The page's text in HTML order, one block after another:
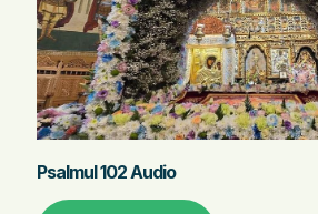
Psalmul 102 Audio